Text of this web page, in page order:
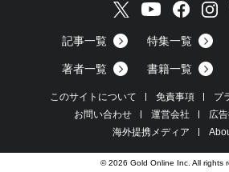
記事一覧 特集一覧
著者一覧 書籍一覧
このサイトについて 免責事項
プ
お問い合わせ
運営会社
広
海外提携メディア
© 2026 Gold Online Inc. All rights